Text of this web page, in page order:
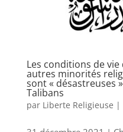
Les conditions de
autres minorités
sont « désastreuses
Talibans
par Liberte Religieuse |